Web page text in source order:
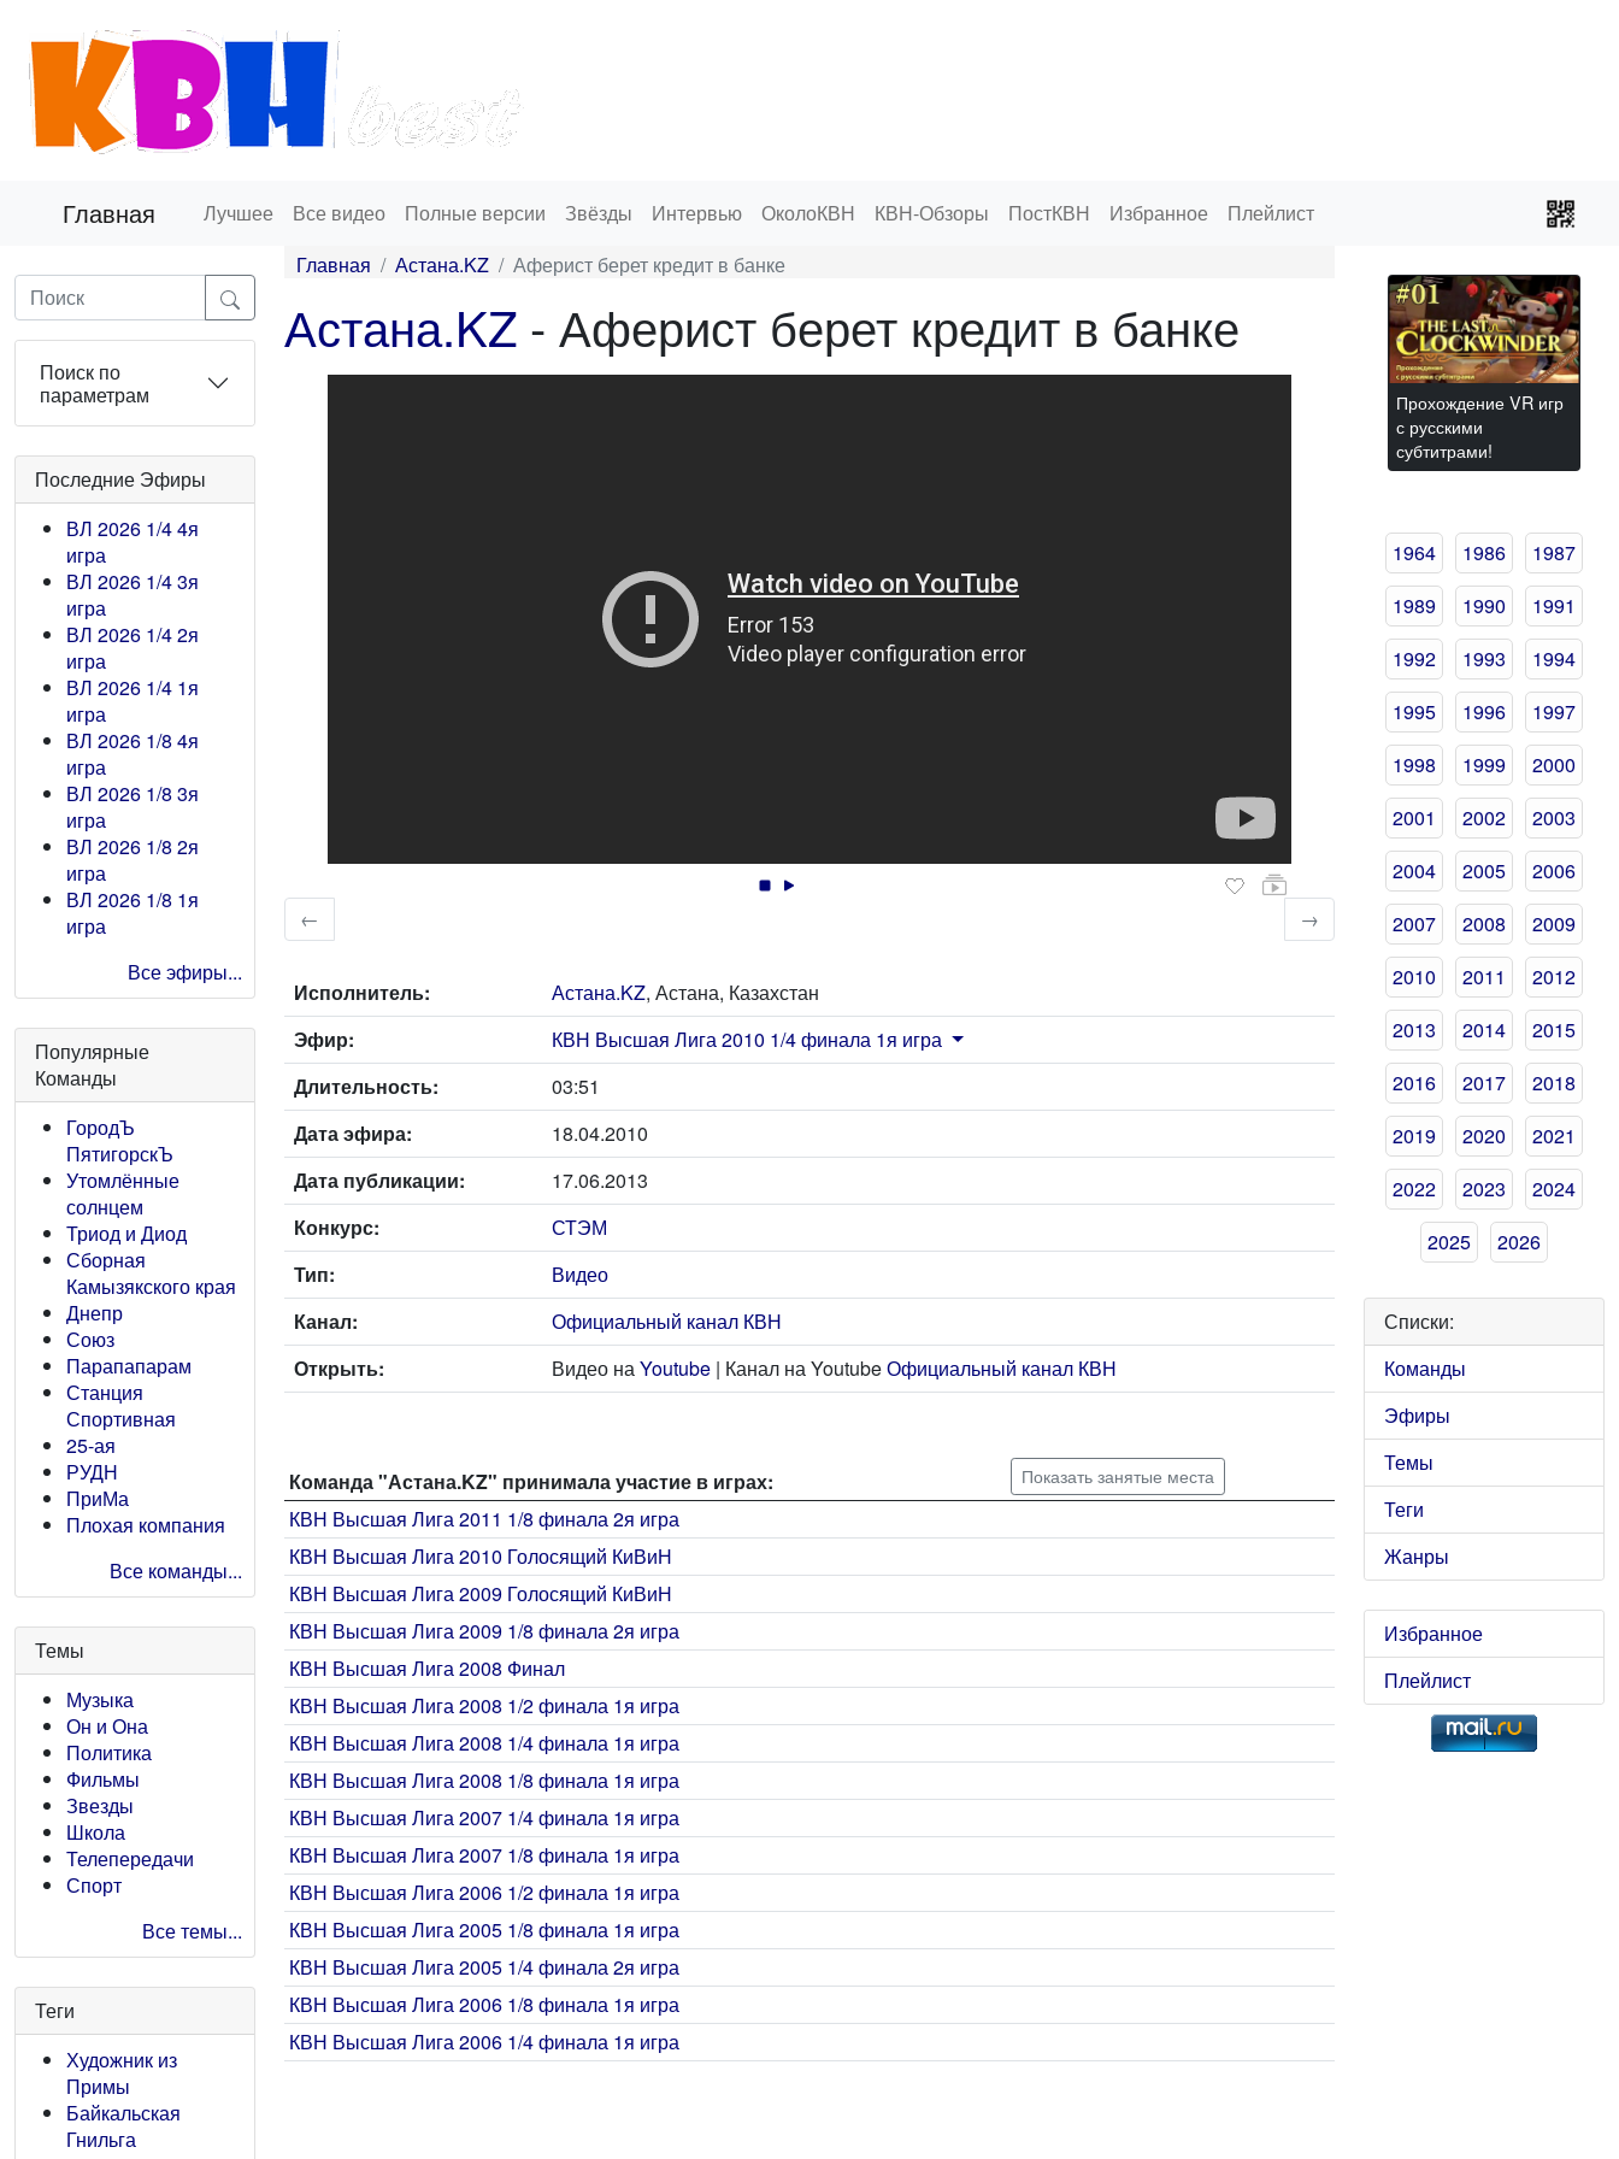
Главная Лучшее Все видео Полные версии Звёзды Интервью ОколоКВН КВН-Обзоры ПостКВН Избранное Плейлист
Поиск по
параметрам
Последние Эфиры
ВЛ 2026 1/4 4я
игра
ВЛ 2026 1/4 3я
игра
ВЛ 2026 1/4 2я
игра
ВЛ 2026 1/4 1я
игра
ВЛ 2026 1/8 4я
игра
ВЛ 2026 1/8 3я
игра
ВЛ 2026 1/8 2я
игра
ВЛ 2026 1/8 1я
игра
Все эфиры...
Популярные
Команды
ГородЪ
ПятигорскЪ
Утомлённые
солнцем
Триод и Диод
Сборная
Камызякского края
Днепр
Союз
Парапапарам
Станция
Спортивная
25-ая
РУДН
ПриМа
Плохая компания
Все команды...
Темы
Музыка
Он и Она
Политика
Фильмы
Звезды
Школа
Телепередачи
Спорт
Все темы...
Теги
Художник из
Примы
Байкальская
Гнильга
Главная Астана.KZ Аферист берет кредит в банке
Астана.KZ - Аферист берет кредит в банке
← →
Исполнитель: Астана.KZ, Астана, Казахстан
Эфир:
КВН Высшая Лига 2010 1/4 финала 1я игра
Длительность:
03:51
Дата эфира:
18.04.2010
Дата публикации:
17.06.2013
Конкурс:
СТЭМ
Тип:
Видео
Канал:
Официальный канал КВН
Открыть:
Видео наYoutube | Канал на YoutubeОфициальный канал КВН
Команда "Астана.KZ" принимала участие в играх: Показать занятые места
КВН Высшая Лига 2011 1/8 финала 2я игра
КВН Высшая Лига 2010 Голосящий КиВиН
КВН Высшая Лига 2009 Голосящий КиВиН
КВН Высшая Лига 2009 1/8 финала 2я игра
КВН Высшая Лига 2008 Финал
КВН Высшая Лига 2008 1/2 финала 1я игра
КВН Высшая Лига 2008 1/4 финала 1я игра
КВН Высшая Лига 2008 1/8 финала 1я игра
КВН Высшая Лига 2007 1/4 финала 1я игра
КВН Высшая Лига 2007 1/8 финала 1я игра
КВН Высшая Лига 2006 1/2 финала 1я игра
КВН Высшая Лига 2005 1/8 финала 1я игра
КВН Высшая Лига 2005 1/4 финала 2я игра
КВН Высшая Лига 2006 1/8 финала 1я игра
КВН Высшая Лига 2006 1/4 финала 1я игра
Прохождение VR игр
с русскими
субтитрами!
1964 1986
1987
1989
1990
1991
1992
1993
1994
1995
1996
1997
1998
1999
2000
2001
2002
2003
2004
2005
2006
2007
2008
2009
2010
2011
2012
2013
2014
2015
2016
2017
2018
2019
2020
2021
2022
2023
2024
2025
2026
Списки:
Команды
Эфиры
Темы
Теги
Жанры
Избранное
Плейлист